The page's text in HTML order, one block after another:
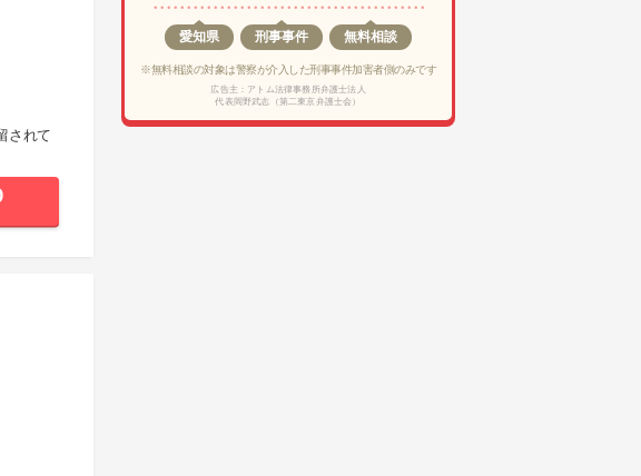
されて
愛知県 刑事事件 無料相談
※無料相談の対象は警察が介入した刑事事件加害者側のみです
広告主：アトム法律事務所弁護士法人
代表岡野武志（第二東京弁護士会）